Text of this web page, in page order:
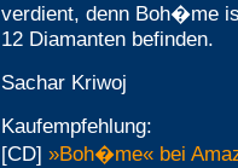
verdient, denn Boh�me
12 Diamanten befinden.
Sachar Kriwoj
Kaufempfehlung:
[CD] »Boh�me« bei